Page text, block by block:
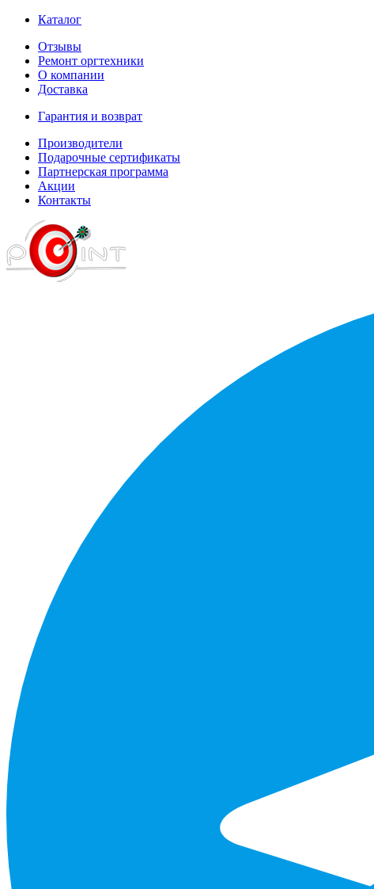
Каталог
Отзывы
Ремонт оргтехники
О компании
Доставка
Гарантия и возврат
Производители
Подарочные сертификаты
Партнерская программа
Акции
Контакты